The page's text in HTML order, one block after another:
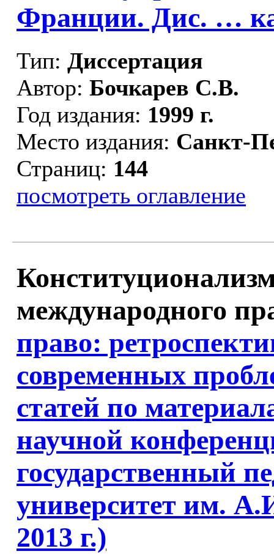
Франции. Дис. …
Тип: Диссертация
Автор: Бочкарев С.В.
Год издания: 1999 г.
Место издания: Санкт-
Страниц: 144
посмотреть оглавление
международного
право:
современных
статей по
научной
государственный
университет им.
2013 г.)